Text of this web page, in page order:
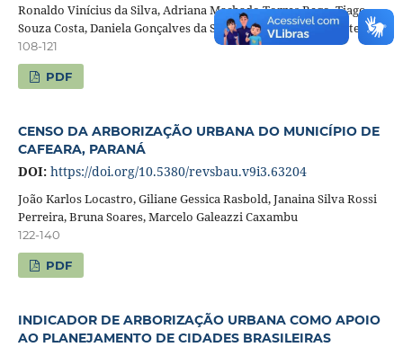
Ronaldo Vinícius da Silva, Adriana Machado Torres Rego, Tiago
Souza Costa, Daniela Gonçalves da Silva, Renata Barreto Tostes
108-121
PDF
CENSO DA ARBORIZAÇÃO URBANA DO MUNICÍPIO DE
CAFEARA, PARANÁ
DOI: https://doi.org/10.5380/revsbau.v9i3.63204
João Karlos Locastro, Giliane Gessica Rasbold, Janaina Silva Rossi
Perreira, Bruna Soares, Marcelo Galeazzi Caxambu
122-140
PDF
INDICADOR DE ARBORIZAÇÃO URBANA COMO APOIO
AO PLANEJAMENTO DE CIDADES BRASILEIRAS